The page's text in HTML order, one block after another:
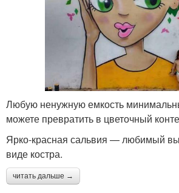
Любую ненужную емкость
можете превратить в цветочный
Ярко-красная сальвия — любимый
виде костра.
читать дальше →